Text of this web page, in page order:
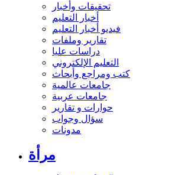
تحقيقات وأخبار
أخبار التعليم
فيديو أخبار التعليم
تقارير وملفات
دراسات عليا
التعليم الإلكتروني
كتب ومراجع وأبحاث
جامعات عالمية
جامعات عربية
حوارات و تقارير
سؤال وجواب
مدونات
مرأة